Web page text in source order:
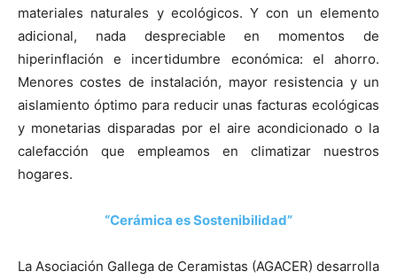
materiales naturales y ecológicos. Y con un elemento
adicional, nada despreciable en momentos de
hiperinflación e incertidumbre económica: el ahorro.
Menores costes de instalación, mayor resistencia y un
aislamiento óptimo para reducir unas facturas ecológicas
y monetarias disparadas por el aire acondicionado o la
calefacción que empleamos en climatizar nuestros
hogares.
“Cerámica es Sostenibilidad”
La Asociación Gallega de Ceramistas (AGACER) desarrolla